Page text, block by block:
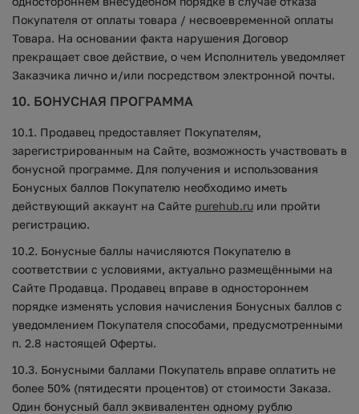
Покупателя от оплаты товара / несвоевременной оплаты
Товара. На основании факта нарушения Договор
прекращает свое действие, о чем Исполнитель уведомляет
Заказчика лично и/или посредством электронной почты.
10. БОНУСНАЯ ПРОГРАММА
10.1. Продавец предоставляет Покупателям,
зарегистрированным на Сайте, возможность участвовать в
бонусной программе. Для получения и использования
Бонусных баллов Покупателю необходимо иметь
действующий аккаунт на Сайте purehub.ru или пройти
регистрацию.
10.2. Бонусные баллы начисляются Покупателю в
соответствии с условиями, актуально размещёнными на
Сайте Продавца. Продавец вправе в одностороннем
порядке изменять условия начисления Бонусных баллов с
уведомлением Покупателя способами, предусмотренными
п. 2.8 настоящей Оферты.
10.3. Бонусными баллами Покупатель вправе оплатить не
более 50% (пятидесяти процентов) от стоимости Заказа.
Один бонусный балл эквивалентен одному рублю